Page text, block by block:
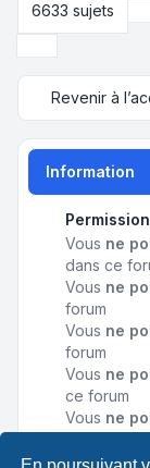
6633 sujets
Revenir à
Information
Vous ne
dans ce
Vous ne
forum
Vous ne
forum
Vous ne
ce forum
Vous ne